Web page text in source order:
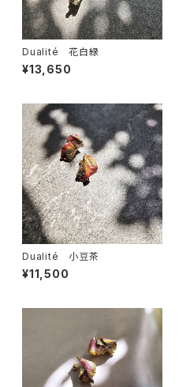
Dualité 花白緑
¥13,650
Dualité 小豆茶
¥11,500